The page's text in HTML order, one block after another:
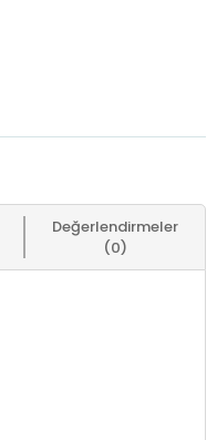
Değerlendirmeler
(0)